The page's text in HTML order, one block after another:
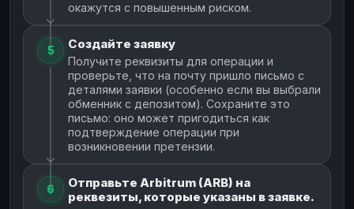
окажутся с повышенным риском.
5 Создайте заявку
Получите реквизиты для операции и
проверьте, что на почту пришло письмо с
деталями заявки (особенно если вы выбрали
обменник с депозитом). Сохраните это
письмо: оно может пригодиться как
подтверждение операции при
возникновении претензии.
6
Отправьте Arbitrum (ARB) на
реквезиты, которые указаны в заявке.